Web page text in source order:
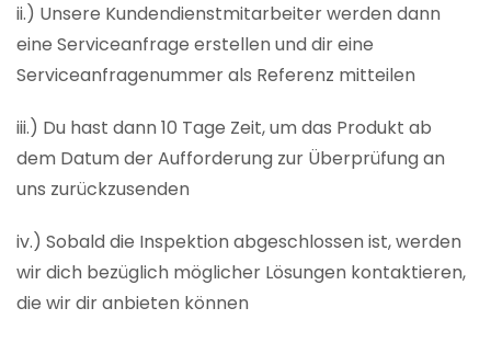
ii.) Unsere Kundendienstmitarbeiter werden dann
eine Serviceanfrage erstellen und dir eine
Serviceanfragenummer als Referenz mitteilen
iii.) Du hast dann 10 Tage Zeit, um das Produkt ab
dem Datum der Aufforderung zur Überprüfung an
uns zurückzusenden
iv.) Sobald die Inspektion abgeschlossen ist, werden
wir dich bezüglich möglicher Lösungen kontaktieren,
die wir dir anbieten können